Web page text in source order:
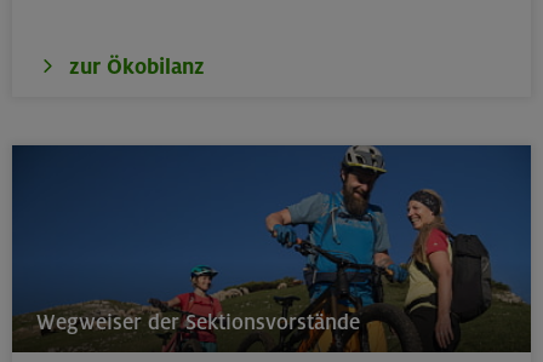
Bayerische Voralpen (Estergebirge)
22.-24.08.26
Birnhorn 2634 m, Hochzint 2246 m und Dürrkarhorn
zur Ökobilanz
Wegweiser der Sektionsvorstände